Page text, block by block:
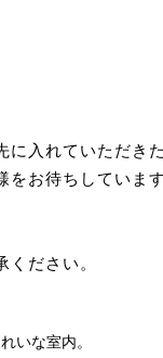
入れていただき
お待ちしていま
ださい。
いな室内。